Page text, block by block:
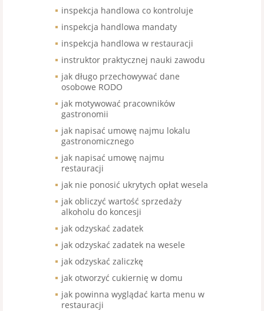
inspekcja handlowa co kontroluje
inspekcja handlowa mandaty
inspekcja handlowa w restauracji
instruktor praktycznej nauki zawodu
jak długo przechowywać dane
osobowe RODO
jak motywować pracowników
gastronomii
jak napisać umowę najmu lokalu
gastronomicznego
jak napisać umowę najmu
restauracji
jak nie ponosić ukrytych opłat wesela
jak obliczyć wartość sprzedaży
alkoholu do koncesji
jak odzyskać zadatek
jak odzyskać zadatek na wesele
jak odzyskać zaliczkę
jak otworzyć cukiernię w domu
jak powinna wyglądać karta menu w
restauracji